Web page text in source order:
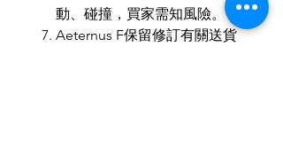
動、碰撞，買家需知風險。
Aeternus F保留修訂有關送貨